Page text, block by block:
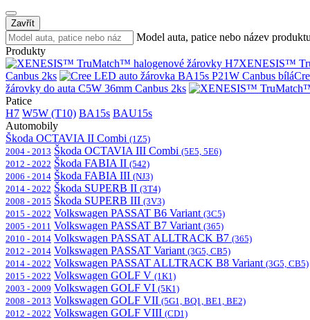
Zavřít
Model auta, patice nebo název
Produkty
XENESIS™
Canbus 2ks
žárovky do auta C5W 36mm Canbus 2ks
Patice
H7 W5W (T10) BA15s BAU15s
Automobily
Škoda OCTAVIA II Combi (1Z5)
2004 - 2013 Škoda OCTAVIA III Combi (5E5, 5E6)
2012 - 2022 Škoda FABIA II (542)
2006 - 2014 Škoda FABIA III (NJ3)
2014 - 2022 Škoda SUPERB II (3T4)
2008 - 2015 Škoda SUPERB III (3V3)
2015 - 2022 Volkswagen PASSAT B6 Variant (3C5)
2005 - 2011 Volkswagen PASSAT B7 Variant (365)
2010 - 2014 Volkswagen PASSAT ALLTRACK B7 (365)
2012 - 2014 Volkswagen PASSAT Variant (3G5, CB5)
2014 - 2022 Volkswagen PASSAT ALLTRACK B8 Variant (3G5, CB5)
2015 - 2022 Volkswagen GOLF V (1K1)
2003 - 2009 Volkswagen GOLF VI (5K1)
2008 - 2013 Volkswagen GOLF VII (5G1, BQ1, BE1, BE2)
2012 - 2022 Volkswagen GOLF VIII (CD1)